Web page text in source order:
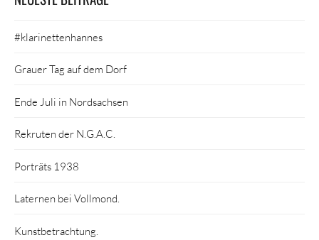
#klarinettenhannes
Grauer Tag auf dem Dorf
Ende Juli in Nordsachsen
Rekruten der N.G.A.C.
Porträts 1938
Laternen bei Vollmond.
Kunstbetrachtung.